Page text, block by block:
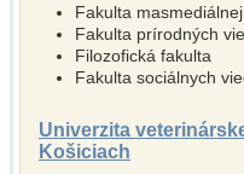
Fakulta
Fakulta prírodných
Filozofická fakulta
Fakulta sociálnych
Univerzita
Košiciach